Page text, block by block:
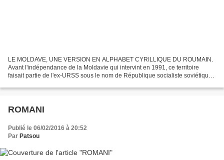
LE MOLDAVE, UNE VERSION EN ALPHABET CYRILLIQUE DU ROUMAIN.
Avant l'indépendance de la Moldavie qui intervint en 1991, ce territoire
faisait partie de l'ex-URSS sous le nom de République socialiste soviétique
ROMANI
Publié le 06/02/2016 à 20:52
Par Patsou